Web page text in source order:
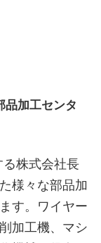
品加工センタ
株式会社長
様々な部品加
す。ワイヤー
加工機、マシ